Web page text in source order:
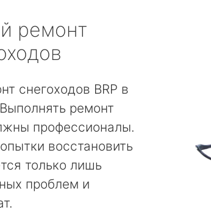
ремонт
снегоходов BRP в
ремонт
профессионалы.
восстановить
только лишь
проблем и